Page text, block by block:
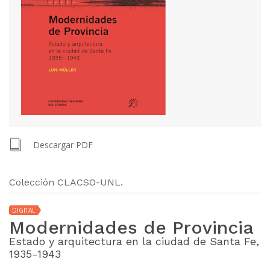
Descargar PDF
Colección CLACSO-UNL.
DIGITAL
Modernidades de Provincia
Estado y arquitectura en la ciudad de Santa Fe,
1935-1943